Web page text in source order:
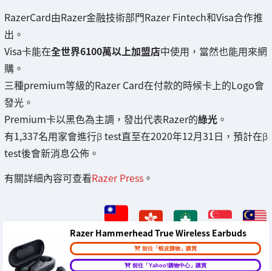
RazerCard由Razer金融技術部門Razer Fintech和Visa合作推
出。
Visa卡能在全世界6100萬以上加盟店中使用，當然也能用來網
購。
三種premium等級的Razer Card在付款的時候卡上的Logo會
發光。
Premium卡以黑色為主調，發出代表Razer的綠光 。
有1,337名用家會進行β test直至在2020年12月31日，預計在β
test後會新消息公佈。
有關詳細內容可查看Razer Press 。
Razer Hammerhead True Wireless Earbuds
前往「蝦皮購物」購買
前往「Yahoo!購物中心」購買